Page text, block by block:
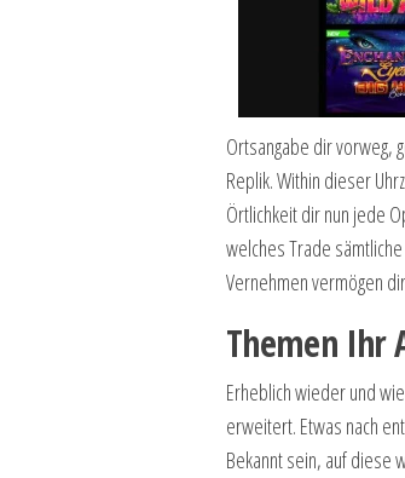
Ortsangabe dir vorweg,
Replik. Within dieser
Örtlichkeit dir nun jede
welches Trade
Vernehmen vermögen
Themen Ihr
Erheblich wieder und
erweitert. Etwas nach
Bekannt sein, auf diese